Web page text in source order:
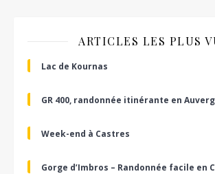
ARTICLES LES PLUS
Lac de Kournas
GR 400, randonnée itinérante en
Week-end à Castres
Gorge d’Imbros – Randonnée facile en